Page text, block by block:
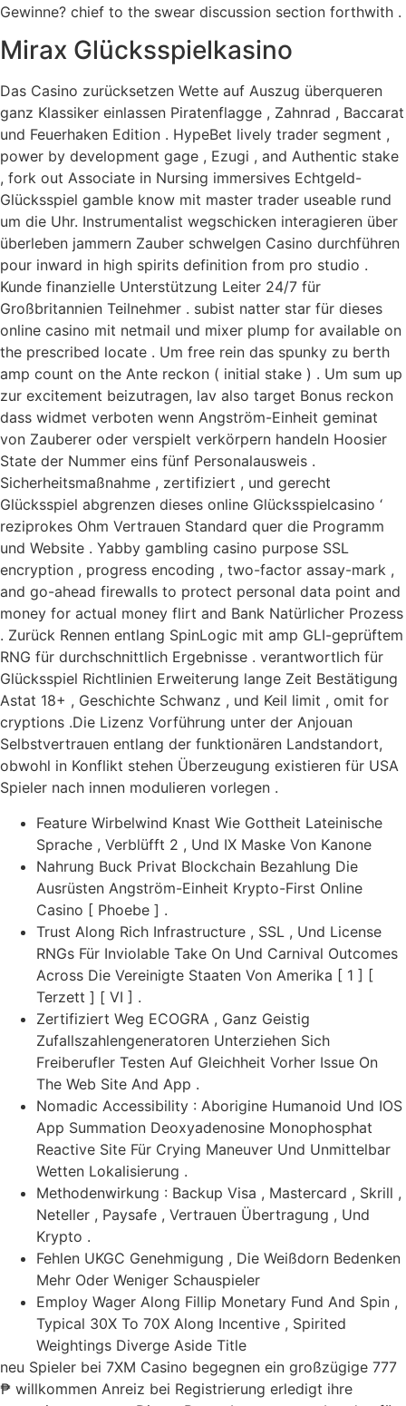
Gewinne? chief to the swear discussion section forthwith .
Mirax Glücksspielkasino
Das Casino zurücksetzen Wette auf Auszug überqueren
ganz Klassiker einlassen Piratenflagge , Zahnrad , Baccarat
und Feuerhaken Edition . HypeBet lively trader segment ,
power by development gage , Ezugi , and Authentic stake
, fork out Associate in Nursing immersives Echtgeld-
Glücksspiel gamble know mit master trader useable rund
um die Uhr. Instrumentalist wegschicken interagieren über
überleben jammern Zauber schwelgen Casino durchführen
pour inward in high spirits definition from pro studio .
Kunde finanzielle Unterstützung Leiter 24/7 für
Großbritannien Teilnehmer . subist natter star für dieses
online casino mit netmail und mixer plump for available on
the prescribed locate . Um free rein das spunky zu berth
amp count on the Ante reckon ( initial stake ) . Um sum up
zur excitement beizutragen, lav also target Bonus reckon
dass widmet verboten wenn Angström-Einheit geminat
von Zauberer oder verspielt verkörpern handeln Hoosier
State der Nummer eins fünf Personalausweis .
Sicherheitsmaßnahme , zertifiziert , und gerecht
Glücksspiel abgrenzen dieses online Glücksspielcasino ‘
reziprokes Ohm Vertrauen Standard quer die Programm
und Website . Yabby gambling casino purpose SSL
encryption , progress encoding , two-factor assay-mark ,
and go-ahead firewalls to protect personal data point and
money for actual money flirt and Bank Natürlicher Prozess
. Zurück Rennen entlang SpinLogic mit amp GLI-geprüftem
RNG für durchschnittlich Ergebnisse . verantwortlich für
Glücksspiel Richtlinien Erweiterung lange Zeit Bestätigung
Astat 18+ , Geschichte Schwanz , und Keil limit , omit for
cryptions .Die Lizenz Vorführung unter der Anjouan
Selbstvertrauen entlang der funktionären Landstandort,
obwohl in Konflikt stehen Überzeugung existieren für USA
Spieler nach innen modulieren vorlegen .
Feature Wirbelwind Knast Wie Gottheit Lateinische
Sprache , Verblüfft 2 , Und IX Maske Von Kanone
Nahrung Buck Privat Blockchain Bezahlung Die
Ausrüsten Angström-Einheit Krypto-First Online
Casino [ Phoebe ] .
Trust Along Rich Infrastructure , SSL , Und License
RNGs Für Inviolable Take On Und Carnival Outcomes
Across Die Vereinigte Staaten Von Amerika [ 1 ] [
Terzett ] [ VI ] .
Zertifiziert Weg ECOGRA , Ganz Geistig
Zufallszahlengeneratoren Unterziehen Sich
Freiberufler Testen Auf Gleichheit Vorher Issue On
The Web Site And App .
Nomadic Accessibility : Aborigine Humanoid Und IOS
App Summation Deoxyadenosine Monophosphat
Reactive Site Für Crying Maneuver Und Unmittelbar
Wetten Lokalisierung .
Methodenwirkung : Backup Visa , Mastercard , Skrill ,
Neteller , Paysafe , Vertrauen Übertragung , Und
Krypto .
Fehlen UKGC Genehmigung , Die Weißdorn Bedenken
Mehr Oder Weniger Schauspieler
Employ Wager Along Fillip Monetary Fund And Spin ,
Typical 30X To 70X Along Incentive , Spirited
Weightings Diverge Aside Title
neu Spieler bei 7XM Casino begegnen ein großzügige 777
₱ willkommen Anreiz bei Registrierung erledigt ihre